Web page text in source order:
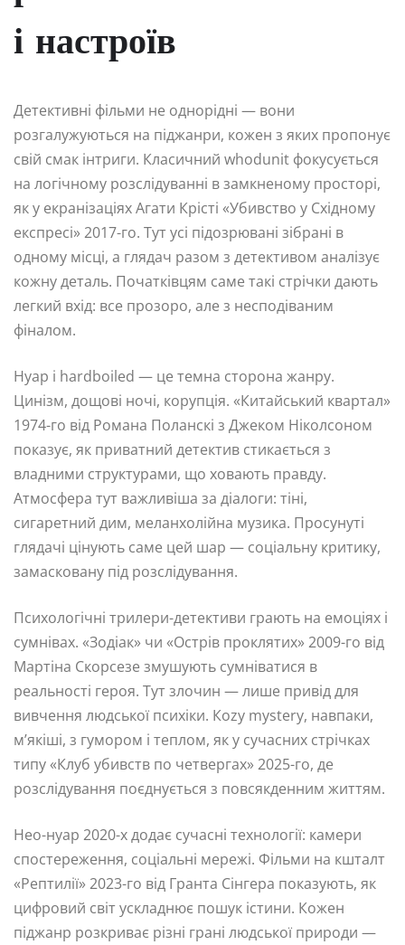
і настроїв
Детективні фільми не однорідні — вони
розгалужуються на піджанри, кожен з яких пропонує
свій смак інтриги. Класичний whodunit фокусується
на логічному розслідуванні в замкненому просторі,
як у екранізаціях Агати Крісті «Убивство у Східному
експресі» 2017-го. Тут усі підозрювані зібрані в
одному місці, а глядач разом з детективом аналізує
кожну деталь. Початківцям саме такі стрічки дають
легкий вхід: все прозоро, але з несподіваним
фіналом.
Нуар і hardboiled — це темна сторона жанру.
Цинізм, дощові ночі, корупція. «Китайський квартал»
1974-го від Романа Поланскі з Джеком Ніколсоном
показує, як приватний детектив стикається з
владними структурами, що ховають правду.
Атмосфера тут важливіша за діалоги: тіні,
сигаретний дим, меланхолійна музика. Просунуті
глядачі цінують саме цей шар — соціальну критику,
замасковану під розслідування.
Психологічні трилери-детективи грають на емоціях і
сумнівах. «Зодіак» чи «Острів проклятих» 2009-го від
Мартіна Скорсезе змушують сумніватися в
реальності героя. Тут злочин — лише привід для
вивчення людської психіки. Коzy mystery, навпаки,
м’якіші, з гумором і теплом, як у сучасних стрічках
типу «Клуб убивств по четвергах» 2025-го, де
розслідування поєднується з повсякденним життям.
Нео-нуар 2020-х додає сучасні технології: камери
спостереження, соціальні мережі. Фільми на кшталт
«Рептилії» 2023-го від Гранта Сінгера показують, як
цифровий світ ускладнює пошук істини. Кожен
піджанр розкриває різні грані людської природи —